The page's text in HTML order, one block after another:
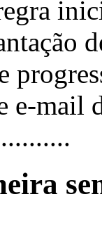
e-mail